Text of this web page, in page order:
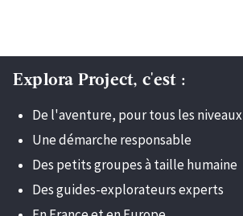
Explora Project, c'est :
De l'aventure, pour tous les niveaux
Une démarche responsable
Des petits groupes à taille humaine
Des guides-explorateurs experts